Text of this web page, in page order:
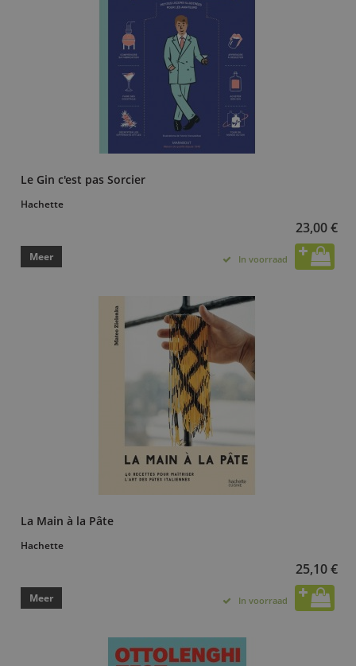
Le Gin c'est pas Sorcier
Hachette
23,00 €
Meer In voorraad
La Main à la Pâte
Hachette
25,10 €
Meer In voorraad